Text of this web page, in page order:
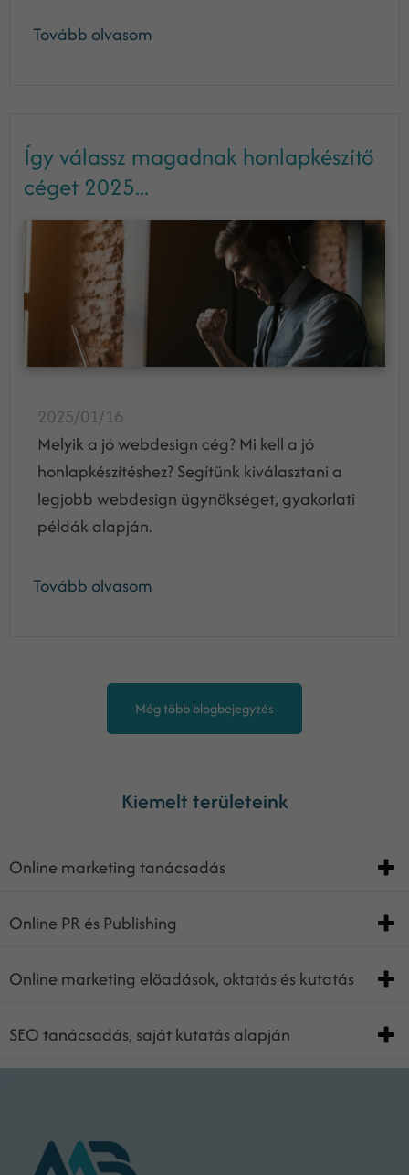
Tovább olvasom
Így válassz magadnak honlapkészítő
céget 2025...
2025/01/16
Melyik a jó webdesign cég? Mi kell a jó
honlapkészítéshez? Segítünk kiválasztani a
legjobb webdesign ügynökséget, gyakorlati
példák alapján.
Tovább olvasom
Még több blogbejegyzés
Kiemelt területeink
Online marketing tanácsadás
Online PR és Publishing
Online marketing előadások, oktatás és kutatás
SEO tanácsadás, saját kutatás alapján